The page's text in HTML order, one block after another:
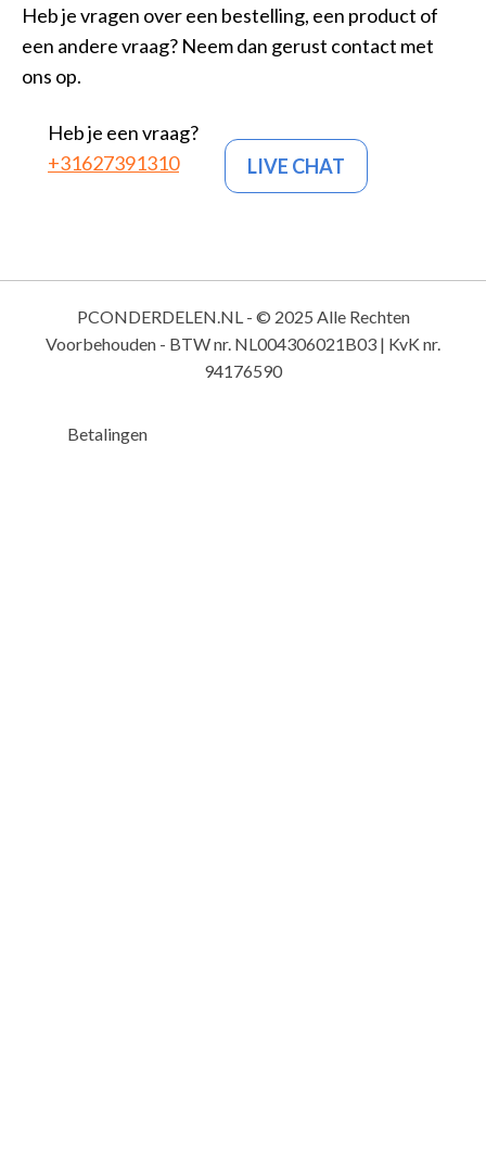
Heb je vragen over een bestelling, een product of
een andere vraag? Neem dan gerust contact met
ons op.
Heb je een vraag?
+31627391310
LIVE CHAT
PCONDERDELEN.NL - © 2025 Alle Rechten
Voorbehouden - BTW nr. NL004306021B03 | KvK nr.
94176590
Betalingen